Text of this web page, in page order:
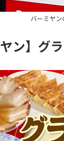
バーミヤン
ヤン】グ